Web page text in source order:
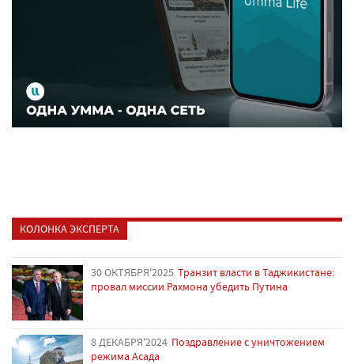
КОЛОНКА ЭКСПЕРТА
30 ОКТЯБРЯ'2025 Транзит власти в Таджикистане:
провал миссии Рахмона убедить Путина
8 ДЕКАБРЯ'2024 Поздравление с уничтожением
режима Асада